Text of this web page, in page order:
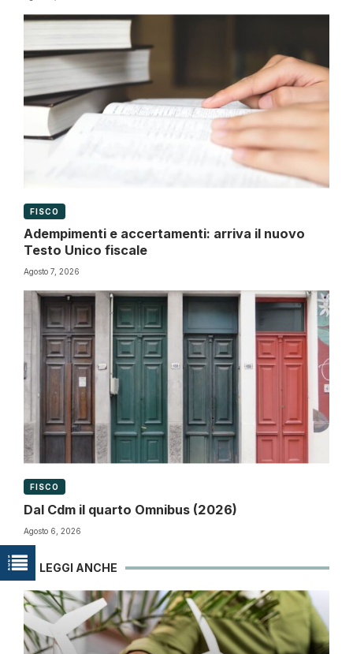
FISCO
Adempimenti e accertamenti: arriva il nuovo
Testo Unico fiscale
Agosto 7, 2026
FISCO
Dal Cdm il quarto Omnibus (2026)
Agosto 6, 2026
LEGGI ANCHE